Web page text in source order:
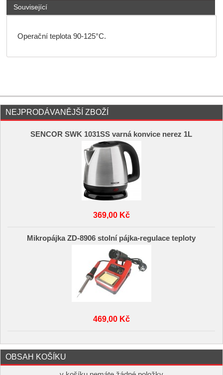
Související
Operační teplota 90-125°C.
NEJPRODÁVANĚJŠÍ ZBOŽÍ
SENCOR SWK 1031SS varná konvice nerez 1L
369,00 Kč
Mikropájka ZD-8906 stolní pájka-regulace teploty
469,00 Kč
OBSAH KOŠÍKU